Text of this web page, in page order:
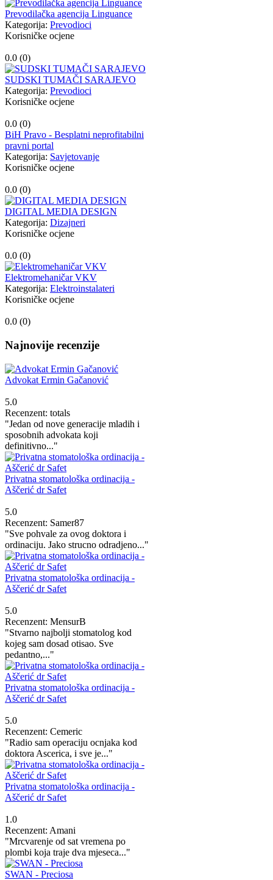
Prevodilačka agencija Linguance
Kategorija: Prevodioci
Korisničke ocjene
0.0 (0)
SUDSKI TUMAČI SARAJEVO
Kategorija: Prevodioci
Korisničke ocjene
0.0 (0)
BiH Pravo - Besplatni neprofitabilni
pravni portal
Kategorija: Savjetovanje
Korisničke ocjene
0.0 (0)
DIGITAL MEDIA DESIGN
Kategorija: Dizajneri
Korisničke ocjene
0.0 (0)
Elektromehaničar VKV
Kategorija: Elektroinstalateri
Korisničke ocjene
0.0 (0)
Najnovije recenzije
Advokat Ermin Gačanović
5.0
Recenzent: totals
"Jedan od nove generacije mladih i
sposobnih advokata koji
definitivno..."
Privatna stomatološka ordinacija -
Aščerić dr Safet
5.0
Recenzent: Samer87
"Sve pohvale za ovog doktora i
ordinaciju. Jako strucno odradjeno..."
Privatna stomatološka ordinacija -
Aščerić dr Safet
5.0
Recenzent: MensurB
"Stvarno najbolji stomatolog kod
kojeg sam dosad otisao. Sve
pedantno,..."
Privatna stomatološka ordinacija -
Aščerić dr Safet
5.0
Recenzent: Cemeric
"Radio sam operaciju ocnjaka kod
doktora Ascerica, i sve je..."
Privatna stomatološka ordinacija -
Aščerić dr Safet
1.0
Recenzent: Amani
"Mrcvarenje od sat vremena po
plombi koja traje dva mjeseca..."
SWAN - Preciosa